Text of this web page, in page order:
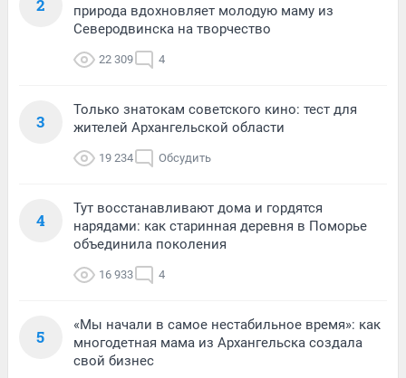
2
природа вдохновляет молодую маму из
Северодвинска на творчество
22 309 4
3
Только знатокам советского кино: тест для
жителей Архангельской области
19 234 Обсудить
4
Тут восстанавливают дома и гордятся
нарядами: как старинная деревня в Поморье
объединила поколения
16 933 4
5
«Мы начали в самое нестабильное время»: как
многодетная мама из Архангельска создала
свой бизнес